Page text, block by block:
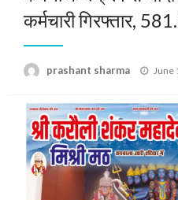
कर्मचारी गिरफ्तार,
prashant sharma June